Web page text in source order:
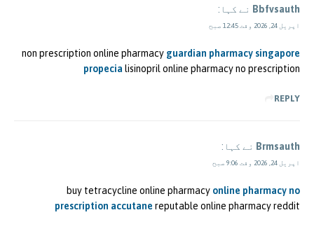
Bbfvsauth نے کہا:
اپریل 24, 2026 وقت 12:45 صبح
non prescription online pharmacy guardian pharmacy singapore
propecia lisinopril online pharmacy no prescription
REPLY
Brmsauth نے کہا:
اپریل 24, 2026 وقت 9:06 صبح
buy tetracycline online pharmacy online pharmacy no
prescription accutane reputable online pharmacy reddit